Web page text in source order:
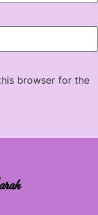
browser for the